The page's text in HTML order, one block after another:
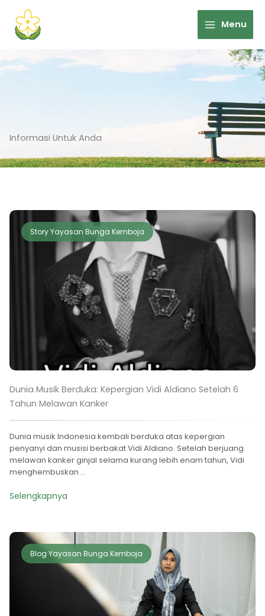
content
Menu
Informasi Untuk Anda
Story Yayasan Bunga Kemboja
Dunia Musik Berduka: Kepergian Vidi Aldiano Setelah 6
Tahun Melawan Kanker
Dunia musik Indonesia kembali berduka atas kepergian
penyanyi dan musisi berbakat Vidi Aldiano. Setelah berjuang
melawan kanker ginjal selama kurang lebih enam tahun, Vidi
menghembuskan ...
Selengkapnya
Blog Yayasan Bunga Kemboja